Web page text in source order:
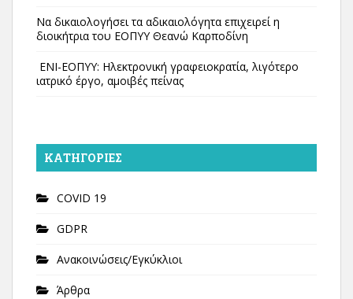
Να δικαιολογήσει τα αδικαιολόγητα επιχειρεί η
διοικήτρια του ΕΟΠΥΥ Θεανώ Καρποδίνη
ΕΝΙ-ΕΟΠΥΥ: Ηλεκτρονική γραφειοκρατία, λιγότερο
ιατρικό έργο, αμοιβές πείνας
KΑΤΗΓΟΡΊΕΣ
COVID 19
GDPR
Ανακοινώσεις/Εγκύκλιοι
Άρθρα